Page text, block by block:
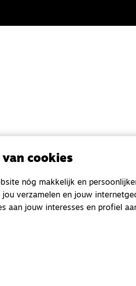
cookies
nóg makkelijk en
verzamelen en jouw
aan jouw interesses en profiel